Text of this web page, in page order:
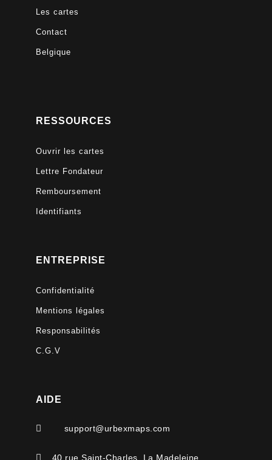
Les cartes
Contact
Belgique
RESSOURCES
Ouvrir les cartes
Lettre Fondateur
Remboursement
Identifiants
ENTREPRISE
Confidentialité
Mentions légales
Responsabilités
C.G.V
AIDE
 support@urbexmaps.com
 40 rue Saint-Charles, La Madeleine